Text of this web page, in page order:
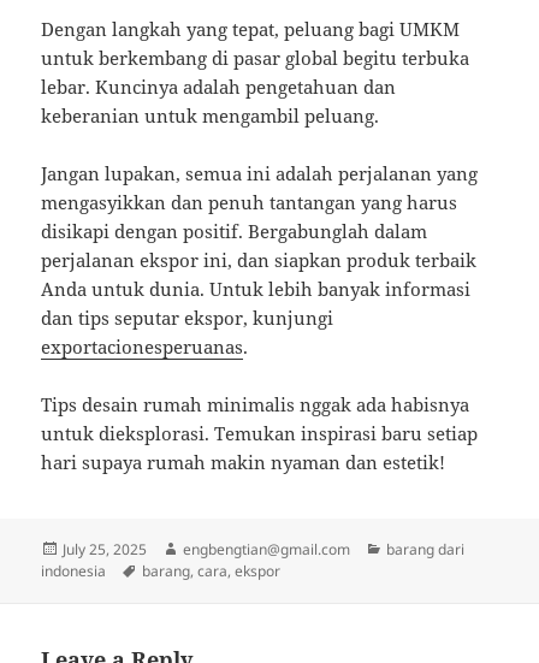
Dengan langkah yang tepat, peluang bagi UMKM
untuk berkembang di pasar global begitu terbuka
lebar. Kuncinya adalah pengetahuan dan
keberanian untuk mengambil peluang.
Jangan lupakan, semua ini adalah perjalanan yang
mengasyikkan dan penuh tantangan yang harus
disikapi dengan positif. Bergabunglah dalam
perjalanan ekspor ini, dan siapkan produk terbaik
Anda untuk dunia. Untuk lebih banyak informasi
dan tips seputar ekspor, kunjungi
exportacionesperuanas.
Tips desain rumah minimalis nggak ada habisnya
untuk dieksplorasi. Temukan inspirasi baru setiap
hari supaya rumah makin nyaman dan estetik!
Posted
on
July 25, 2025 Author
engbengtian@gmail.com Categories
barang dari
indonesia
Tags
barang,cara,ekspor